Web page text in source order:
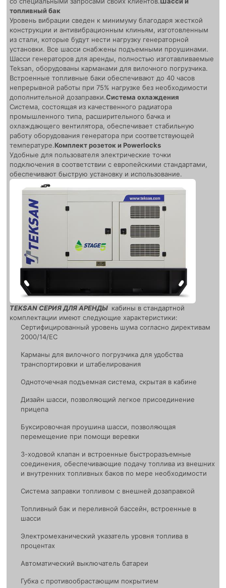
топливный бак
Уровень вибрации сведен к минимуму благодаря жесткой
конструкции и антивибрационным клиньям, изготовленным
из стали, которые будут нести нагрузку генераторной
установки. Все шасси снабжены подъемными проушинами.
Шасси генераторов для аренды, полностью изготавливаемые
Teksan, оборудованы карманами для вилочного погрузчика.
Встроенные топливные баки обеспечивают до 40 часов
непрерывной работы при 75% нагрузке без необходимости
дополнительной дозаправки.Система охлаждения
Система, состоящая из качественного радиатора
промышленного типа, расширительного бачка и
охлаждающего вентилятора, обеспечивает стабильную
работу оборудования генератора при соответствующей
температуре.Комплект розеток и Powerlocks
Удобные для пользователя электрические точки
подключения в соответствии с европейскими стандартами,
обеспечивают быструю установку и использование.
TEKSAN СЕРИЯ ДЛЯ АРЕНДЫ кабины в стандартной
комплектации имеют следующие характеристики:
Сертифицированный уровень шума согласно директивам
2000/14/EC
Карманы для вилочного погрузчика для удобства
транспортировки и штабелирования
Одноточечная подъемная система, скрытая в кабине
Дизайн шасси, позволяющий легкое присоединение
прицепа
Буксировочная проушина шасси, позволяющая
перемещение при помощи веревки
3-ходовой клапан и встроенные быстроразъемные
соединения, обеспечивающие подачу топлива из внешних
и внутренних топливных баков по мере необходимости
Система заправки топливом с внешней дозаправкой
Топливный бак и переливной бассейн, встроенные в
шасси
Электромеханический указатель уровня топлива в
процентах
Автоматический выключатель батареи
Губка с противообрастающим покрытием